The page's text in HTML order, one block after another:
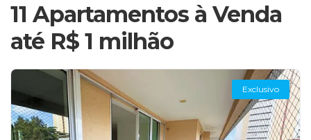
11 Apartamentos à Venda
até R$ 1 milhão
Exclusivo